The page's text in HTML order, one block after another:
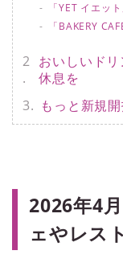
「YET イエッ
「BAKERY
おいしいド
休息を
もっと新規
2026年4
ェやレス